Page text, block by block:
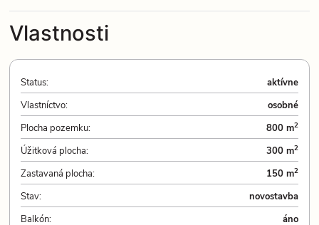
Vlastnosti
Status:
aktívne
Vlastníctvo:
osobné
Plocha pozemku:
800 m2
Úžitková plocha: 300 m2
Zastavaná plocha: 150 m2
Stav:
novostavba
Balkón:
áno